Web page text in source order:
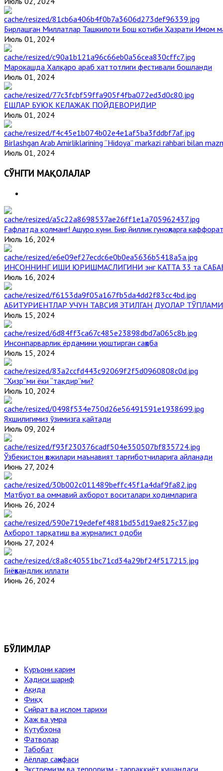
Бирлашган Миллатлар Ташкилоти Бош котиби Ҳазрати Имом
Июль 01, 2024
Марокашда Халқаро араб хаттотлиги фестивали бошланди
Июль 01, 2024
ЁШЛАР БУЮК КЕЛАЖАК ПОЙДЕВОРИДИР
Июль 01, 2024
Birlashgan Arab Amirliklarining “Hidoya” markazi rahbari bilan
Июль 01, 2024
СЎНГГИ МАҚОЛАЛАР
Ғафлатда қолманг! Ашуро куни. Бир йиллик гуноҳларга
Июль 16, 2024
ИНСОННИНГ ИШИ ЮРИШМАСЛИГИНИ энг КАТТА 33 та
Июль 16, 2024
АБИТУРИЕНТЛАР УЧУН ТАВСИЯ ЭТИЛГАН ДУОЛАР ТЎПЛАМИ
Июль 15, 2024
Инсонпарварлик ёрдамини уюштирган саҳоба
Июль 15, 2024
“Ҳизр”ми ёки “тақдир”ми?
Июль 10, 2024
Яхшилигимиз ўзимизга қайтади
Июль 09, 2024
Ўзбекистон ҳожилари маънавият тарғиботчиларига айланади
Июнь 27, 2024
Матбуот ва оммавий ахборот воситалари ходимларига
Июнь 26, 2024
Ахборот тарқатиш ва журналист одоби
Июнь 27, 2024
Гиёҳвандлик иллати
Июнь 26, 2024
БЎЛИМЛАР
Қуръони карим
Ҳадиси шариф
Ақида
Фиқҳ
Сийрат ва ислом тарихи
Ҳаж ва умра
Кутубхона
Фатволар
Табобат
Аёллар саҳифаси
Экстремизм ва терроризм - тарраққиёт кушандаси